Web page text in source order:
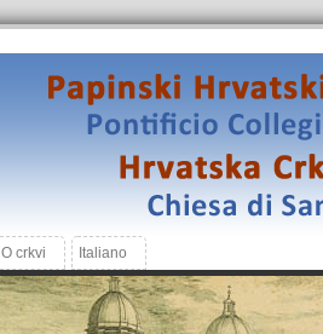
O crkvi Italiano